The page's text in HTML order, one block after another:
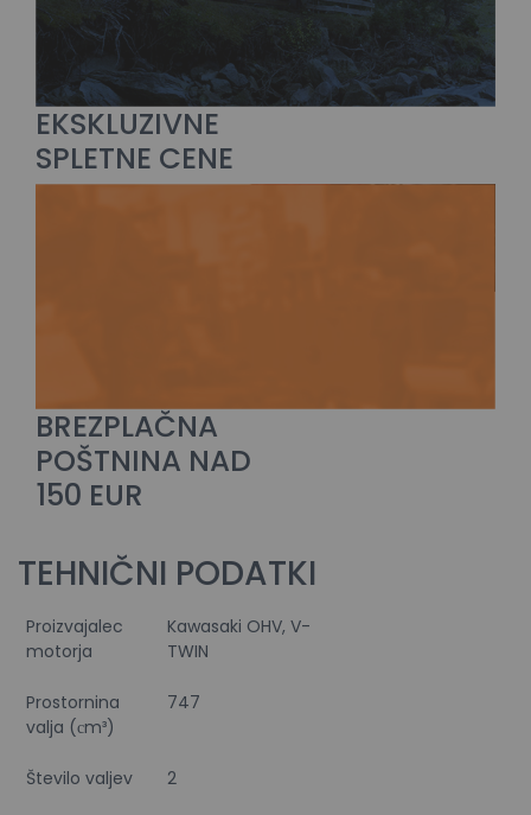
EKSKLUZIVNE
SPLETNE CENE
BREZPLAČNA
POŠTNINA NAD
150 EUR
TEHNIČNI PODATKI
Proizvajalec
motorja
Kawasaki OHV, V-
TWIN
Prostornina
valja (сm³)
747
Število valjev 2